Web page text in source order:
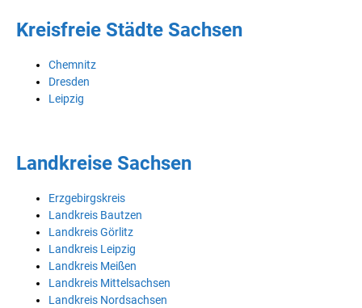
Kreisfreie Städte Sachsen
Chemnitz
Dresden
Leipzig
Landkreise Sachsen
Erzgebirgskreis
Landkreis Bautzen
Landkreis Görlitz
Landkreis Leipzig
Landkreis Meißen
Landkreis Mittelsachsen
Landkreis Nordsachsen